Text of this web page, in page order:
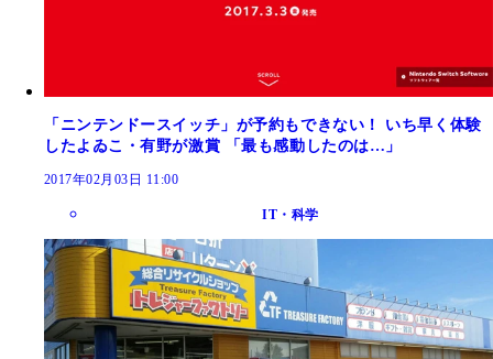
「ニンテンドースイッチ」が予約もできない！ いち早く体験
したよゐこ・有野が激賞 「最も感動したのは…」
2017年02月03日 11:00
IT・科学